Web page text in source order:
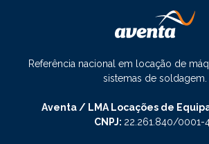
Referência nacional em locação de
sistemas de soldagem.
Aventa / LMA Locações de
CNPJ: 22.261.840/0001-